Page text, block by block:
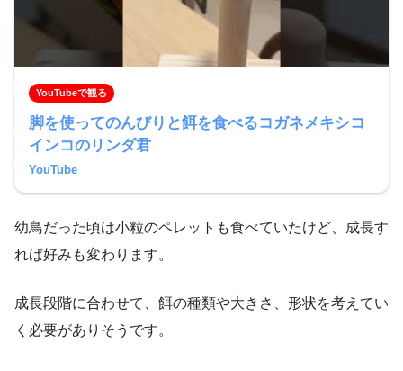
YouTubeで観る
脚を使ってのんびりと餌を食べるコガネメキシコ
インコのリンダ君
YouTube
幼鳥だった頃は小粒のペレットも食べていたけど、成長す
れば好みも変わります。
成長段階に合わせて、餌の種類や大きさ、形状を考えてい
く必要がありそうです。